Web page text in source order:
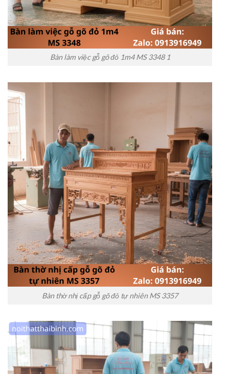
Bàn làm việc gỗ gõ đỏ 1m4 MS 3348 1
Bàn thờ nhị cấp gỗ gõ đỏ tự nhiên MS 3357